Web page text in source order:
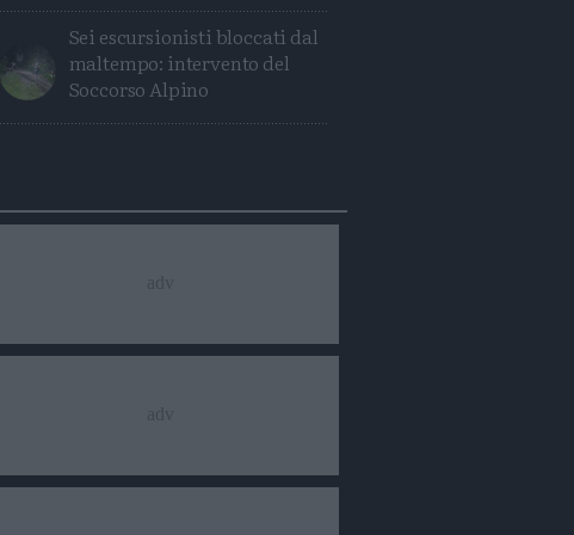
Sei escursionisti bloccati dal
maltempo: intervento del
Soccorso Alpino